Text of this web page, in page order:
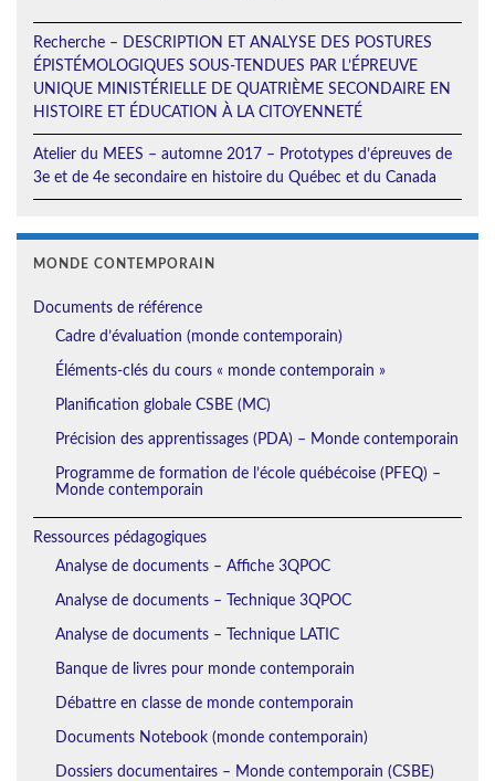
Recherche – DESCRIPTION ET ANALYSE DES POSTURES
ÉPISTÉMOLOGIQUES SOUS-TENDUES PAR L’ÉPREUVE
UNIQUE MINISTÉRIELLE DE QUATRIÈME SECONDAIRE EN
HISTOIRE ET ÉDUCATION À LA CITOYENNETÉ
Atelier du MEES – automne 2017 – Prototypes d’épreuves de
3e et de 4e secondaire en histoire du Québec et du Canada
MONDE CONTEMPORAIN
Documents de référence
Cadre d’évaluation (monde contemporain)
Éléments-clés du cours « monde contemporain »
Planification globale CSBE (MC)
Précision des apprentissages (PDA) – Monde contemporain
Programme de formation de l’école québécoise (PFEQ) –
Monde contemporain
Ressources pédagogiques
Analyse de documents – Affiche 3QPOC
Analyse de documents – Technique 3QPOC
Analyse de documents – Technique LATIC
Banque de livres pour monde contemporain
Débattre en classe de monde contemporain
Documents Notebook (monde contemporain)
Dossiers documentaires – Monde contemporain (CSBE)